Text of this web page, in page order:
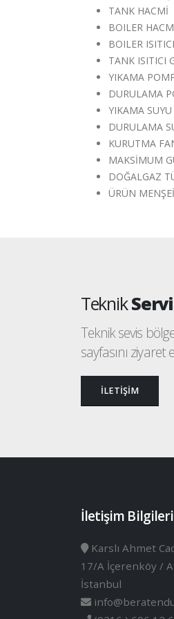
TANK HACMİ
BOILER
BOILER
TANK ISITICI
YIKAMA
DURULAMA
YIKAMA
DURULAMA
KURUTMA
MAKSİMUM
DOĞALGAZ
ÜRÜN MENŞEİ
Teknik
Teknik sevis
sayfasını ziyaret
İLETİŞİM
İletişim Bilgileri
Karslı Ahmet
17/A İçerenköy /
İstanbul